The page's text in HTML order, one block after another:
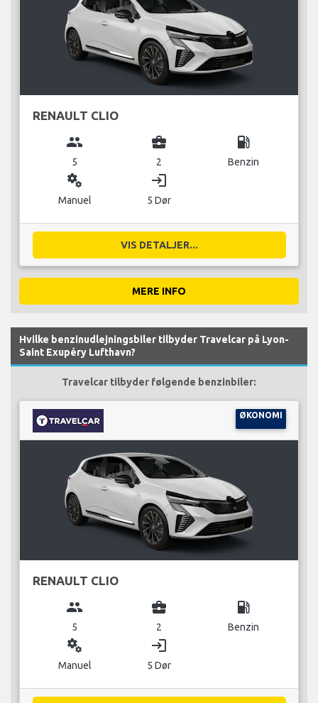
RENAULT CLIO
group
5
business_center
2
local_gas_station
Benzin
miscellaneous_services
Manuel
login
5 Dør
VIS DETALJER...
MERE INFO
Hvilke benzinudlejningsbiler tilbyder Travelcar på Lyon-
Saint Exupéry Lufthavn?
Travelcar tilbyder følgende benzinbiler:
ØKONOMI
RENAULT CLIO
group
5
business_center
2
local_gas_station
Benzin
miscellaneous_services
Manuel
login
5 Dør